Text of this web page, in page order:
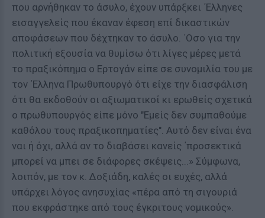
που αρνήθηκαν το άσυλο, έχουν υπάρξκει ΄Ελληνες
εισαγγελείς που έκαναν έφεση επί δικαστικών
αποφάσεων που δέχτηκαν το άσυλο. ΄Οσο για την
πολιτική εξουσία να θυμίσω ότι λίγες μέρες μετά
το πραξικόπημα ο Ερτογάν είπε σε συνομιλία του με
τον ΄Ελληνα Πρωθυπουργό ότι είχε την διασφάλιση
ότι θα εκδοθούν οι αξιωματικοί κι ερωθείς σχετικά
ο πρωθυπουργός είπε μόνο "Εμείς δεν συμπαθούμε
καθόλου τους πραξικοπηματίες". Αυτό δεν είναι ένα
ναι ή όχι, αλλά αν το διαβάσει κανείς ΄προσεκτικά
μπορεί να μπει σε διάφορες σκέψεις...» Σύμφωνα,
λοιπόν, με τον κ. Δοξιάδη, καλές οι ευχές, αλλά
υπάρχει λόγος ανησυχίας «πέρα από τη σιγουριά
που εκφράστηκε από τους έγκριτους νομικούς».